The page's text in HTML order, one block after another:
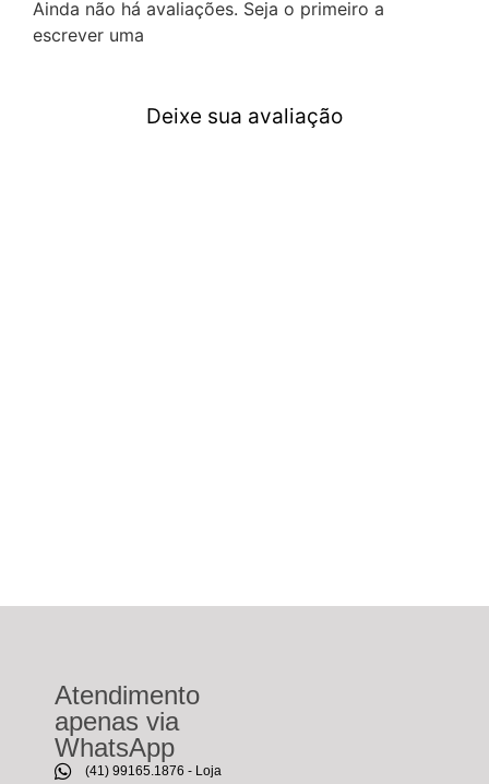
Deixe sua avaliação
Ainda não há avaliações. Seja o primeiro a
escrever uma
Atendimento
apenas via
WhatsApp
(41) 99165.1876 - Loja